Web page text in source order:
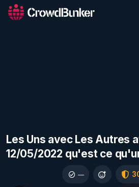
Les Uns avec Les Autres
12/05/2022 qu'est ce
—